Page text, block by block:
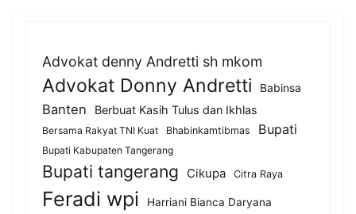
Advokat denny Andretti sh mkom
Advokat Donny Andretti Babinsa
Banten Berbuat Kasih Tulus dan Ikhlas
Bersama Rakyat TNI Kuat Bhabinkamtibmas Bupati
Bupati Kabupaten Tangerang
Bupati tangerang Cikupa Citra Raya
Feradi wpi Harriani Bianca Daryana